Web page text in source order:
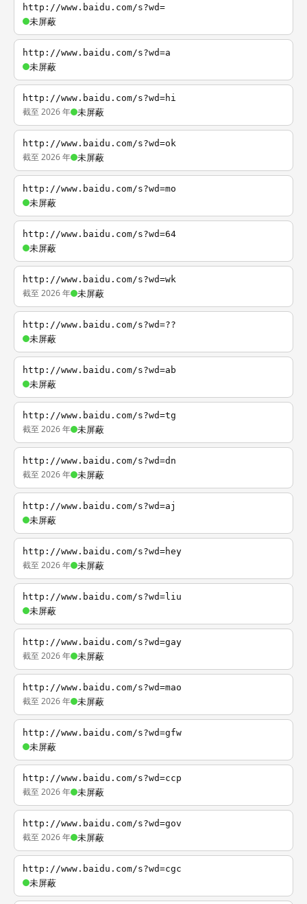
http://www.baidu.com/s?wd=
未屏蔽
http://www.baidu.com/s?wd=a
未屏蔽
http://www.baidu.com/s?wd=hi
截至 2026 年 未屏蔽
http://www.baidu.com/s?wd=ok
截至 2026 年 未屏蔽
http://www.baidu.com/s?wd=mo
未屏蔽
http://www.baidu.com/s?wd=64
未屏蔽
http://www.baidu.com/s?wd=wk
截至 2026 年 未屏蔽
http://www.baidu.com/s?wd=??
未屏蔽
http://www.baidu.com/s?wd=ab
未屏蔽
http://www.baidu.com/s?wd=tg
截至 2026 年 未屏蔽
http://www.baidu.com/s?wd=dn
截至 2026 年 未屏蔽
http://www.baidu.com/s?wd=aj
未屏蔽
http://www.baidu.com/s?wd=hey
截至 2026 年 未屏蔽
http://www.baidu.com/s?wd=liu
未屏蔽
http://www.baidu.com/s?wd=gay
截至 2026 年 未屏蔽
http://www.baidu.com/s?wd=mao
截至 2026 年 未屏蔽
http://www.baidu.com/s?wd=gfw
未屏蔽
http://www.baidu.com/s?wd=ccp
截至 2026 年 未屏蔽
http://www.baidu.com/s?wd=gov
截至 2026 年 未屏蔽
http://www.baidu.com/s?wd=cgc
未屏蔽